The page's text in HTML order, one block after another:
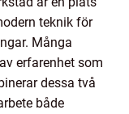
teknik för
Många
erfarenhet som
dessa två
både